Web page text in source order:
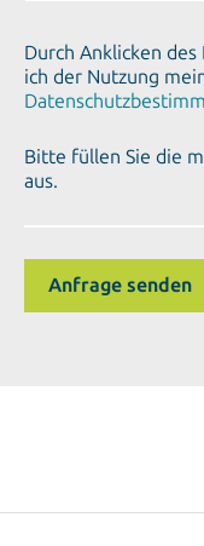
Durch Anklicken
ich der Nutzung
Bitte füllen Sie die
aus.